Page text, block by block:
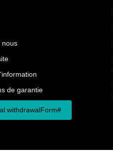
nous
de garantie